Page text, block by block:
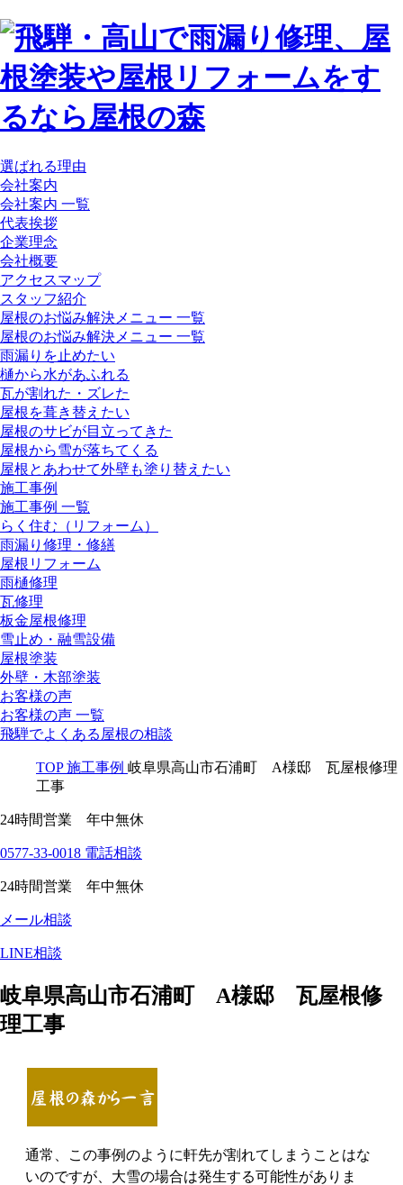
選ばれる理由
会社案内
会社案内 一覧
代表挨拶
企業理念
会社概要
アクセスマップ
スタッフ紹介
屋根のお悩み解決メニュー 一覧
屋根のお悩み解決メニュー 一覧
雨漏りを止めたい
樋から水があふれる
瓦が割れた・ズレた
屋根を葺き替えたい
屋根のサビが目立ってきた
屋根から雪が落ちてくる
屋根とあわせて外壁も塗り替えたい
施工事例
施工事例 一覧
らく住む（リフォーム）
雨漏り修理・修繕
屋根リフォーム
雨樋修理
瓦修理
板金屋根修理
雪止め・融雪設備
屋根塗装
外壁・木部塗装
お客様の声
お客様の声 一覧
飛騨でよくある屋根の相談
TOP 施工事例 岐阜県高山市石浦町 A様邸 瓦屋根修理
工事
24時間営業 年中無休
0577-33-0018 電話相談
24時間営業 年中無休
メール相談
LINE相談
岐阜県高山市石浦町 A様邸 瓦屋根修
理工事
通常、この事例のように軒先が割れてしまうことはな
いのですが、大雪の場合は発生する可能性がありま